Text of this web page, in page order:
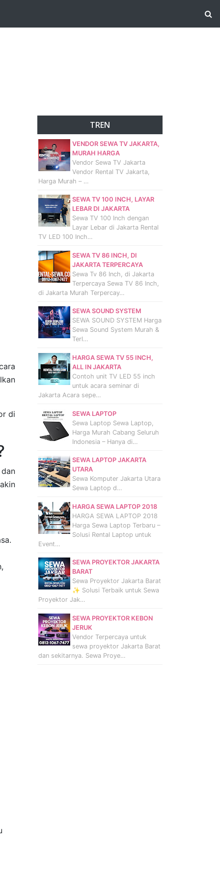
di
TREN
VENDOR SEWA TV JAKARTA,
MURAH HARGA
Vendor Sewa TV Jakarta
Vendor Rental TV Jakarta,
Harga Murah – …
SEWA TV 100 INCH, LAYAR
LEBAR DI JAKARTA
Sewa TV 100 Inch dengan
Layar Lebar di Jakarta Rental
TV LED 100 Inch…
SEWA TV 86 INCH, DI
JAKARTA TERPERCAYA
Sewa Tv 86 Inch, di Jakarta
Terpercaya Sewa TV 86 Inch,
di Jakarta Murah Terpercay…
SEWA SOUND SYSTEM
SEWA SOUND SYSTEM Harga
Sewa Sound System Murah &
Terl…
HARGA SEWA TV 55 INCH,
ALL IN JAKARTA
Contoh unit TV LED 55 inch
untuk acara seminar di
Jakarta Acara sepe…
SEWA LAPTOP
Sewa Laptop Sewa Laptop,
Harga Murah Cabang Seluruh
Indonesia – Hanya di…
SEWA LAPTOP JAKARTA
UTARA
Sewa Komputer Jakarta Utara
Sewa Laptop d…
HARGA SEWA LAPTOP 2018
HARGA SEWA LAPTOP 2018
Harga Sewa Laptop Terbaru –
Solusi Rental Laptop untuk
Event…
SEWA PROYEKTOR JAKARTA
BARAT
Sewa Proyektor Jakarta Barat
✨ Solusi Terbaik untuk Sewa
Proyektor Jak…
SEWA PROYEKTOR KEBON
JERUK
Vendor Terpercaya untuk
sewa proyektor Jakarta Barat
dan sekitarnya. Sewa Proye…